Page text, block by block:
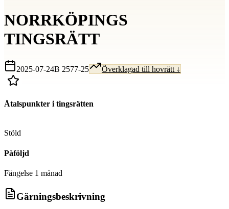
NORRKÖPINGS
TINGSRÄTT
2025-07-24B 2577-25 Överklagad till hovrätt ↓
Åtalspunkter i tingsrätten
Stöld
Påföljd
Fängelse 1 månad
Gärningsbeskrivning